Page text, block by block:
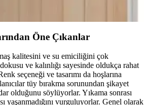
Öne Çıkanlar
kalitesini ve su emiciliğini çok
ve kalınlığı sayesinde oldukça rahat
seçeneği ve tasarımı da hoşlarına
tüy bırakma sorunundan şikayet
olduğunu söylüyorlar. Yıkama sonrası
yaşanmadığını vurguluyorlar. Genel olarak